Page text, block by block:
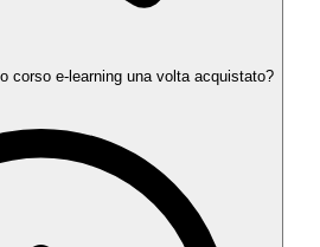
corso e-learning una volta acquistato?